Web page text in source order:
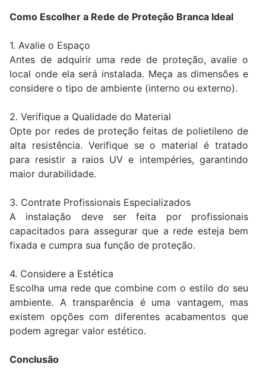
Como Escolher a Rede de Proteção Branca Ideal
1. Avalie o Espaço
Antes de adquirir uma rede de proteção, avalie o
local onde ela será instalada. Meça as dimensões e
considere o tipo de ambiente (interno ou externo).
2. Verifique a Qualidade do Material
Opte por redes de proteção feitas de polietileno de
alta resistência. Verifique se o material é tratado
para resistir a raios UV e intempéries, garantindo
maior durabilidade.
3. Contrate Profissionais Especializados
A instalação deve ser feita por profissionais
capacitados para assegurar que a rede esteja bem
fixada e cumpra sua função de proteção.
4. Considere a Estética
Escolha uma rede que combine com o estilo do seu
ambiente. A transparência é uma vantagem, mas
existem opções com diferentes acabamentos que
podem agregar valor estético.
Conclusão